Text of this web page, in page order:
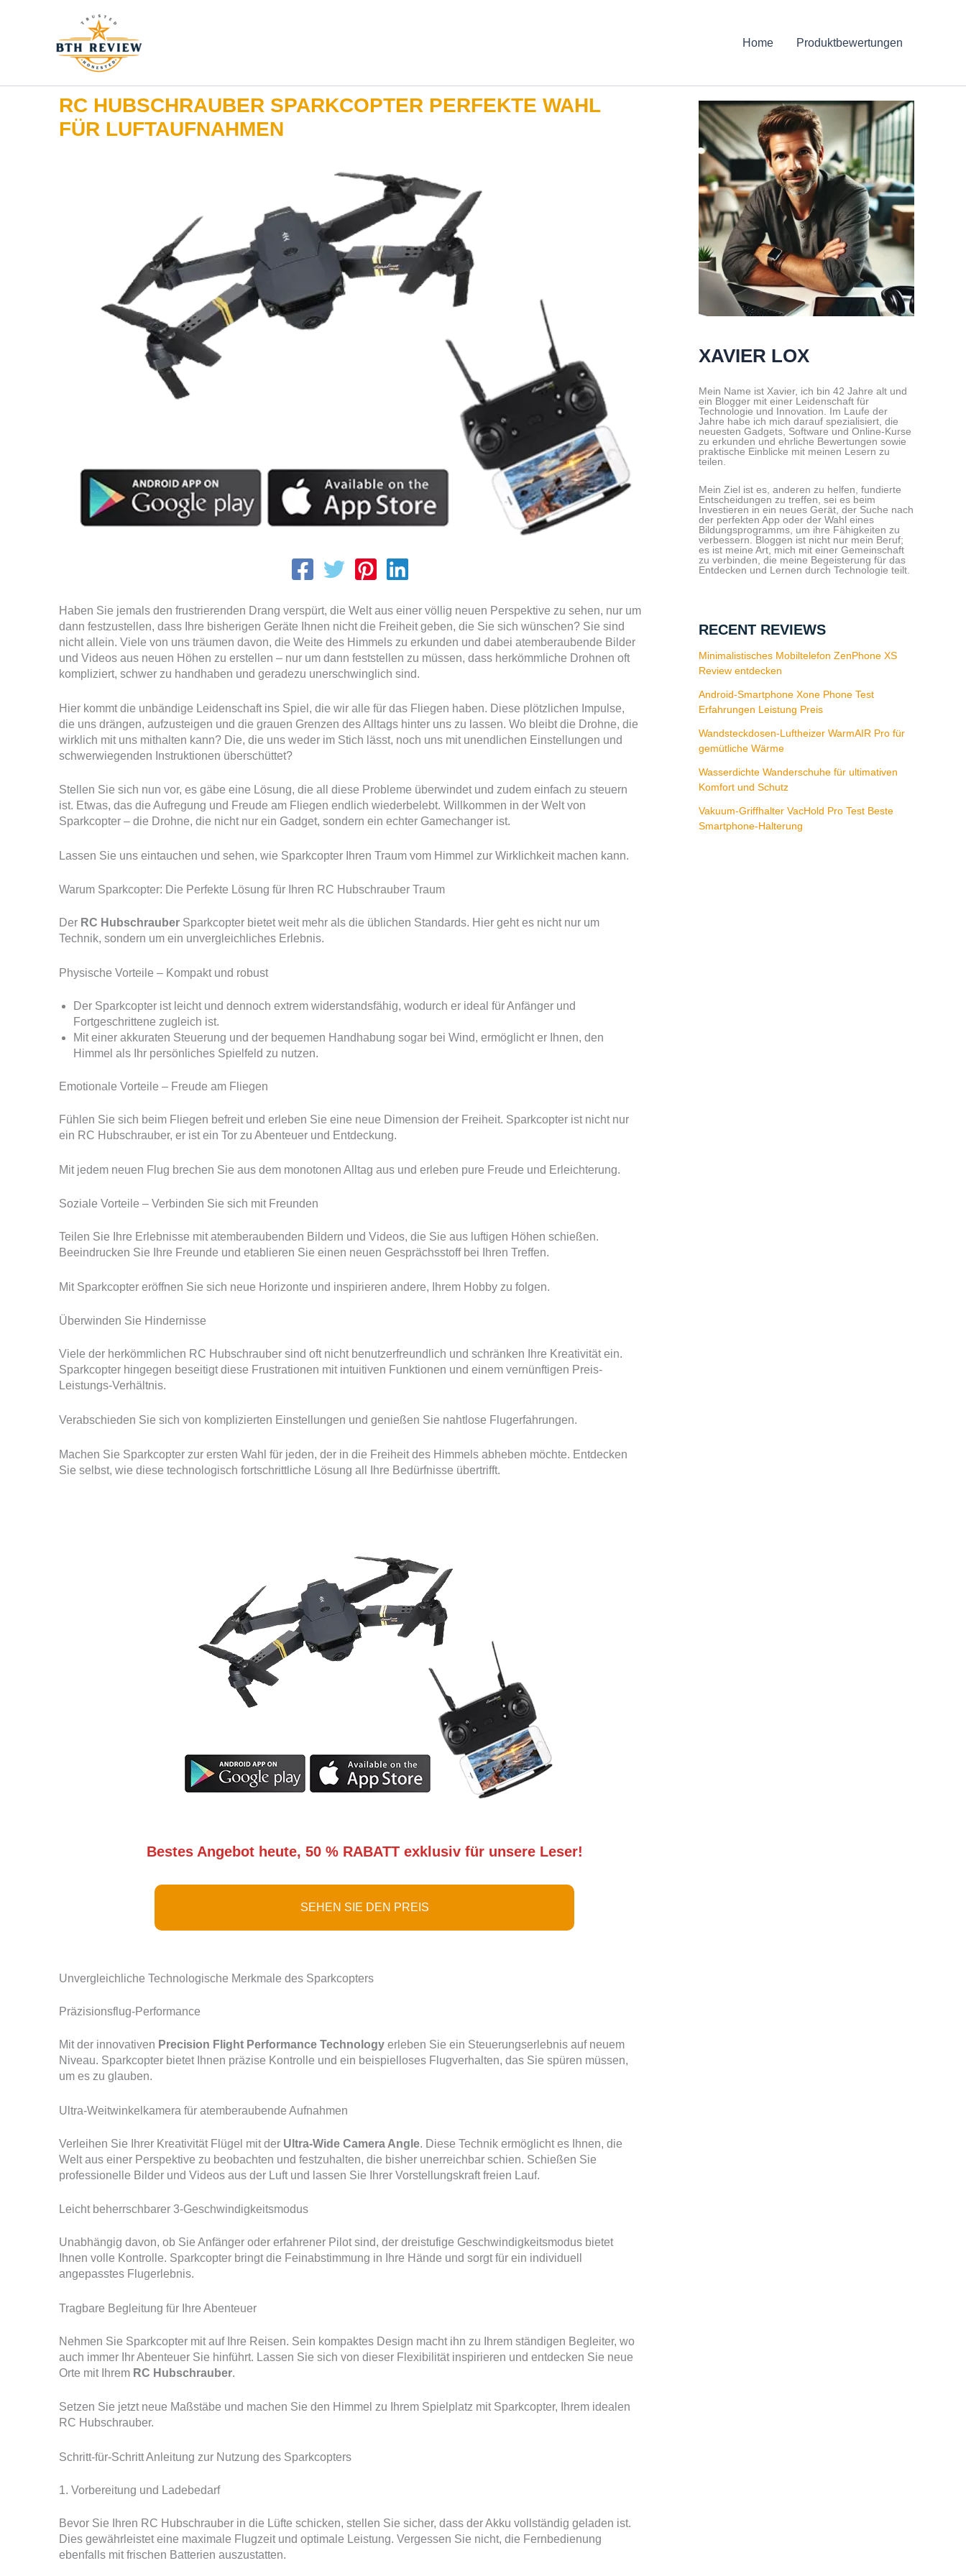
Home Produktbewertungen
RC HUBSCHRAUBER SPARKCOPTER PERFEKTE WAHL
FÜR LUFTAUFNAHMEN
Haben Sie jemals den frustrierenden Drang verspürt, die Welt aus einer völlig neuen Perspektive zu sehen, nur um
dann festzustellen, dass Ihre bisherigen Geräte Ihnen nicht die Freiheit geben, die Sie sich wünschen? Sie sind
nicht allein. Viele von uns träumen davon, die Weite des Himmels zu erkunden und dabei atemberaubende Bilder
und Videos aus neuen Höhen zu erstellen – nur um dann feststellen zu müssen, dass herkömmliche Drohnen oft
kompliziert, schwer zu handhaben und geradezu unerschwinglich sind.
Hier kommt die unbändige Leidenschaft ins Spiel, die wir alle für das Fliegen haben. Diese plötzlichen Impulse,
die uns drängen, aufzusteigen und die grauen Grenzen des Alltags hinter uns zu lassen. Wo bleibt die Drohne, die
wirklich mit uns mithalten kann? Die, die uns weder im Stich lässt, noch uns mit unendlichen Einstellungen und
schwerwiegenden Instruktionen überschüttet?
Stellen Sie sich nun vor, es gäbe eine Lösung, die all diese Probleme überwindet und zudem einfach zu steuern
ist. Etwas, das die Aufregung und Freude am Fliegen endlich wiederbelebt. Willkommen in der Welt von
Sparkcopter – die Drohne, die nicht nur ein Gadget, sondern ein echter Gamechanger ist.
Lassen Sie uns eintauchen und sehen, wie Sparkcopter Ihren Traum vom Himmel zur Wirklichkeit machen kann.
Warum Sparkcopter: Die Perfekte Lösung für Ihren RC Hubschrauber Traum
Der RC Hubschrauber Sparkcopter bietet weit mehr als die üblichen Standards. Hier geht es nicht nur um
Technik, sondern um ein unvergleichliches Erlebnis.
Physische Vorteile – Kompakt und robust
Der Sparkcopter ist leicht und dennoch extrem widerstandsfähig, wodurch er ideal für Anfänger und
Fortgeschrittene zugleich ist.
Mit einer akkuraten Steuerung und der bequemen Handhabung sogar bei Wind, ermöglicht er Ihnen, den
Himmel als Ihr persönliches Spielfeld zu nutzen.
Emotionale Vorteile – Freude am Fliegen
Fühlen Sie sich beim Fliegen befreit und erleben Sie eine neue Dimension der Freiheit. Sparkcopter ist nicht nur
ein RC Hubschrauber, er ist ein Tor zu Abenteuer und Entdeckung.
Mit jedem neuen Flug brechen Sie aus dem monotonen Alltag aus und erleben pure Freude und Erleichterung.
Soziale Vorteile – Verbinden Sie sich mit Freunden
Teilen Sie Ihre Erlebnisse mit atemberaubenden Bildern und Videos, die Sie aus luftigen Höhen schießen.
Beeindrucken Sie Ihre Freunde und etablieren Sie einen neuen Gesprächsstoff bei Ihren Treffen.
Mit Sparkcopter eröffnen Sie sich neue Horizonte und inspirieren andere, Ihrem Hobby zu folgen.
Überwinden Sie Hindernisse
Viele der herkömmlichen RC Hubschrauber sind oft nicht benutzerfreundlich und schränken Ihre Kreativität ein.
Sparkcopter hingegen beseitigt diese Frustrationen mit intuitiven Funktionen und einem vernünftigen Preis-
Leistungs-Verhältnis.
Verabschieden Sie sich von komplizierten Einstellungen und genießen Sie nahtlose Flugerfahrungen.
Machen Sie Sparkcopter zur ersten Wahl für jeden, der in die Freiheit des Himmels abheben möchte. Entdecken
Sie selbst, wie diese technologisch fortschrittliche Lösung all Ihre Bedürfnisse übertrifft.
Bestes Angebot heute, 50 % RABATT exklusiv für unsere Leser!
SEHEN SIE DEN PREIS
Unvergleichliche Technologische Merkmale des Sparkcopters
Präzisionsflug-Performance
Mit der innovativen Precision Flight Performance Technology erleben Sie ein Steuerungserlebnis auf neuem
Niveau. Sparkcopter bietet Ihnen präzise Kontrolle und ein beispielloses Flugverhalten, das Sie spüren müssen,
um es zu glauben.
Ultra-Weitwinkelkamera für atemberaubende Aufnahmen
Verleihen Sie Ihrer Kreativität Flügel mit der Ultra-Wide Camera Angle. Diese Technik ermöglicht es Ihnen, die
Welt aus einer Perspektive zu beobachten und festzuhalten, die bisher unerreichbar schien. Schießen Sie
professionelle Bilder und Videos aus der Luft und lassen Sie Ihrer Vorstellungskraft freien Lauf.
Leicht beherrschbarer 3-Geschwindigkeitsmodus
Unabhängig davon, ob Sie Anfänger oder erfahrener Pilot sind, der dreistufige Geschwindigkeitsmodus bietet
Ihnen volle Kontrolle. Sparkcopter bringt die Feinabstimmung in Ihre Hände und sorgt für ein individuell
angepasstes Flugerlebnis.
Tragbare Begleitung für Ihre Abenteuer
Nehmen Sie Sparkcopter mit auf Ihre Reisen. Sein kompaktes Design macht ihn zu Ihrem ständigen Begleiter, wo
auch immer Ihr Abenteuer Sie hinführt. Lassen Sie sich von dieser Flexibilität inspirieren und entdecken Sie neue
Orte mit Ihrem RC Hubschrauber.
Setzen Sie jetzt neue Maßstäbe und machen Sie den Himmel zu Ihrem Spielplatz mit Sparkcopter, Ihrem idealen
RC Hubschrauber.
Schritt-für-Schritt Anleitung zur Nutzung des Sparkcopters
1. Vorbereitung und Ladebedarf
Bevor Sie Ihren RC Hubschrauber in die Lüfte schicken, stellen Sie sicher, dass der Akku vollständig geladen ist.
Dies gewährleistet eine maximale Flugzeit und optimale Leistung. Vergessen Sie nicht, die Fernbedienung
ebenfalls mit frischen Batterien auszustatten.
XAVIER LOX
Mein Name ist Xavier, ich bin 42 Jahre alt und
ein Blogger mit einer Leidenschaft für
Technologie und Innovation. Im Laufe der
Jahre habe ich mich darauf spezialisiert, die
neuesten Gadgets, Software und Online-Kurse
zu erkunden und ehrliche Bewertungen sowie
praktische Einblicke mit meinen Lesern zu
teilen.
Mein Ziel ist es, anderen zu helfen, fundierte
Entscheidungen zu treffen, sei es beim
Investieren in ein neues Gerät, der Suche nach
der perfekten App oder der Wahl eines
Bildungsprogramms, um ihre Fähigkeiten zu
verbessern. Bloggen ist nicht nur mein Beruf;
es ist meine Art, mich mit einer Gemeinschaft
zu verbinden, die meine Begeisterung für das
Entdecken und Lernen durch Technologie teilt.
RECENT REVIEWS
Minimalistisches Mobiltelefon ZenPhone XS
Review entdecken
Android-Smartphone Xone Phone Test
Erfahrungen Leistung Preis
Wandsteckdosen-Luftheizer WarmAIR Pro für
gemütliche Wärme
Wasserdichte Wanderschuhe für ultimativen
Komfort und Schutz
Vakuum-Griffhalter VacHold Pro Test Beste
Smartphone-Halterung